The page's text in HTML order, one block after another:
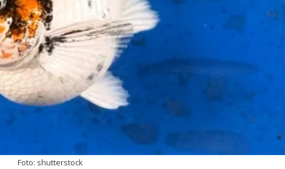
Foto: shutterstock